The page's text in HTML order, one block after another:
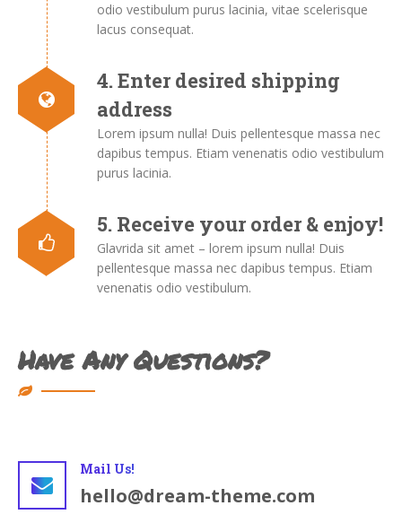
odio vestibulum purus lacinia, vitae scelerisque
lacus consequat.
4. Enter desired shipping
address
Lorem ipsum nulla! Duis pellentesque massa nec
dapibus tempus. Etiam venenatis odio vestibulum
purus lacinia.
5. Receive your order & enjoy!
Glavrida sit amet – lorem ipsum nulla! Duis
pellentesque massa nec dapibus tempus. Etiam
venenatis odio vestibulum.
Have Any Questions?
Mail Us!
hello@dream-theme.com